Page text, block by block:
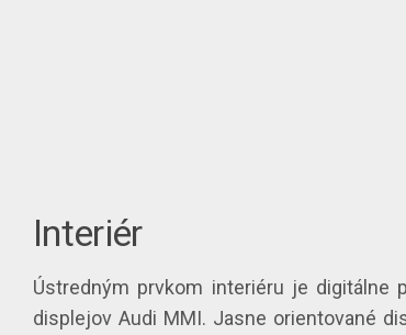
Interiér
Ústredným prvkom interiéru je
displejov Audi MMI. Jasne orientované